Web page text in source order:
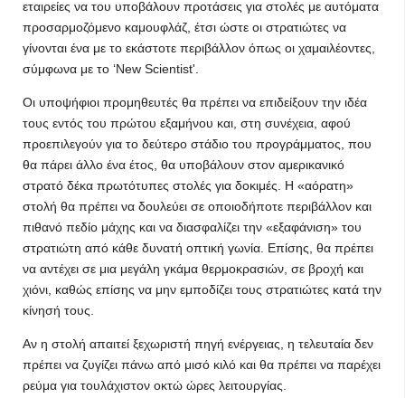
εταιρείες να του υποβάλουν προτάσεις για στολές με αυτόματα
προσαρμοζόμενο καμουφλάζ, έτσι ώστε οι στρατιώτες να
γίνονται ένα με το εκάστοτε περιβάλλον όπως οι χαμαιλέοντες,
σύμφωνα με το ‘New Scientist'.
Οι υποψήφιοι προμηθευτές θα πρέπει να επιδείξουν την ιδέα
τους εντός του πρώτου εξαμήνου και, στη συνέχεια, αφού
προεπιλεγούν για το δεύτερο στάδιο του προγράμματος, που
θα πάρει άλλο ένα έτος, θα υποβάλουν στον αμερικανικό
στρατό δέκα πρωτότυπες στολές για δοκιμές. Η «αόρατη»
στολή θα πρέπει να δουλεύει σε οποιοδήποτε περιβάλλον και
πιθανό πεδίο μάχης και να διασφαλίζει την «εξαφάνιση» του
στρατιώτη από κάθε δυνατή οπτική γωνία. Επίσης, θα πρέπει
να αντέχει σε μια μεγάλη γκάμα θερμοκρασιών, σε βροχή και
χιόνι, καθώς επίσης να μην εμποδίζει τους στρατιώτες κατά την
κίνησή τους.
Αν η στολή απαιτεί ξεχωριστή πηγή ενέργειας, η τελευταία δεν
πρέπει να ζυγίζει πάνω από μισό κιλό και θα πρέπει να παρέχει
ρεύμα για τουλάχιστον οκτώ ώρες λειτουργίας.